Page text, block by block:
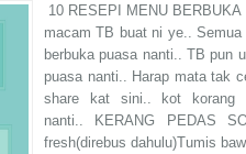
10 RESEPI MENU
macam TB buat ni ye..
berbuka puasa nanti.. TB pun
puasa nanti.. Harap mata tak
share kat sini.. kot korang
nanti.. KERANG PEDAS
fresh(direbus dahulu)Tumis